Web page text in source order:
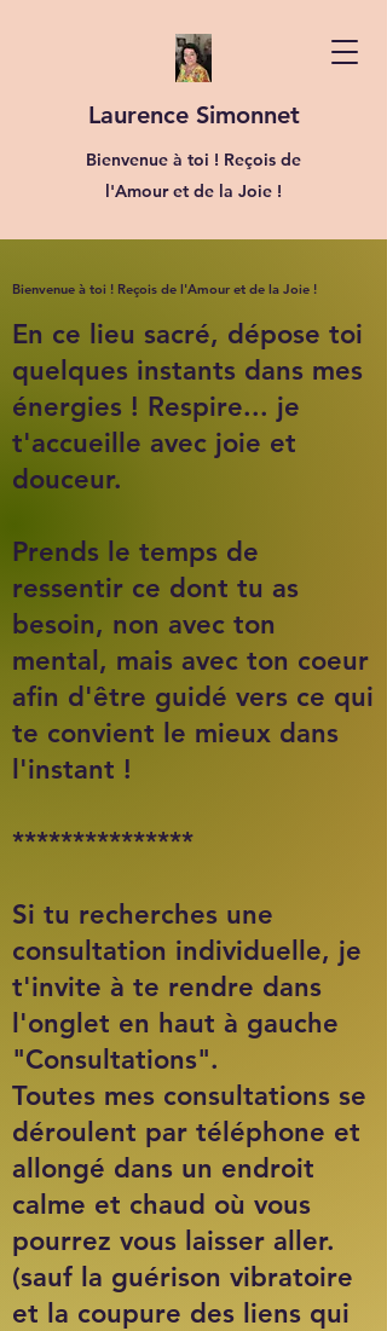
Laurence Simonnet
Bienvenue à toi ! Reçois de
l'Amour et de la Joie !
Bienvenue à toi ! Reçois de l'Amour et de la Joie !
En ce lieu sacré, dépose toi
quelques instants dans mes
énergies ! Respire... je
t'accueille avec joie et
douceur.
Prends le temps de
ressentir ce dont tu as
besoin, non avec ton
mental, mais avec ton coeur
afin d'être guidé vers ce qui
te convient le mieux dans
l'instant !
***************
Si tu recherches une
consultation individuelle, je
t'invite à te rendre dans
l'onglet en haut à gauche
"Consultations".
Toutes mes consultations se
déroulent par téléphone et
allongé dans un endroit
calme et chaud où vous
pourrez vous laisser aller.
(sauf la guérison vibratoire
et la coupure des liens qui